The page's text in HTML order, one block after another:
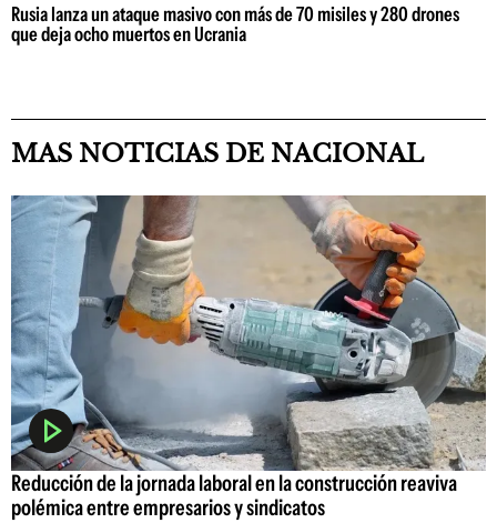
Rusia lanza un ataque masivo con más de 70 misiles y 280 drones
que deja ocho muertos en Ucrania
MAS NOTICIAS DE NACIONAL
Reducción de la jornada laboral en la construcción reaviva
polémica entre empresarios y sindicatos